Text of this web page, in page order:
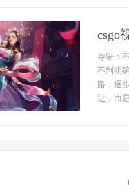
csgo
导语：
不到明
路，逐
近，而